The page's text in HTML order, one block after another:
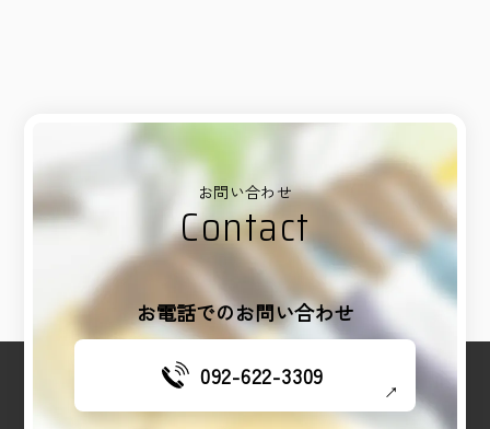
お問い合わせ
Contact
お電話でのお問い合わせ
092-622-3309